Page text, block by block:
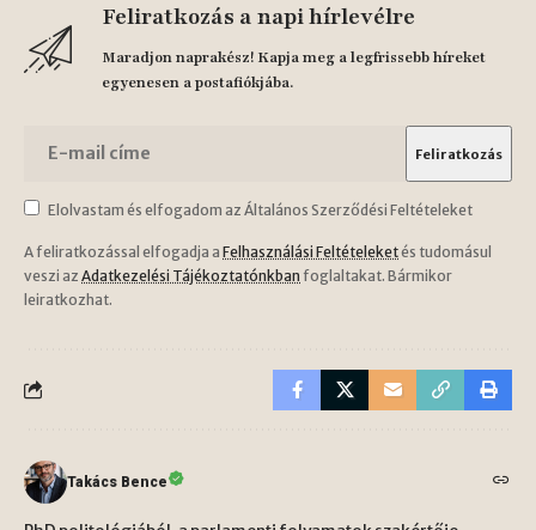
Feliratkozás a napi hírlevélre
Maradjon naprakész! Kapja meg a legfrissebb híreket
egyenesen a postafiókjába.
Elolvastam és elfogadom az Általános Szerződési Feltételeket
A feliratkozással elfogadja a Felhasználási Feltételeketés tudomásul
veszi az Adatkezelési Tájékoztatónkban foglaltakat. Bármikor
leiratkozhat.
Takács Bence